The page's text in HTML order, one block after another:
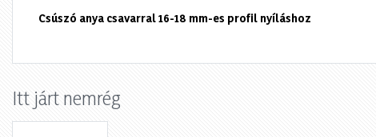
Csúszó anya csavarral 16-18 mm-es profil nyíláshoz
Itt járt nemrég